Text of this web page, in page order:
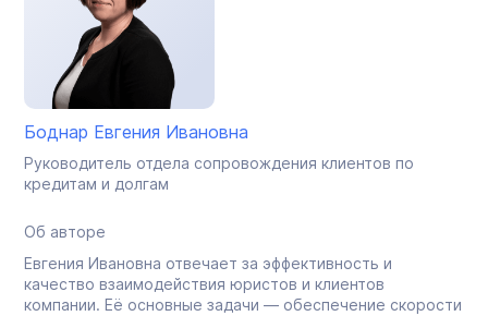
Боднар Евгения Ивановна
Руководитель отдела сопровождения клиентов по
кредитам и долгам
Об авторе
Евгения Ивановна отвечает за эффективность и
качество взаимодействия юристов и клиентов
компании. Её основные задачи — обеспечение скорости